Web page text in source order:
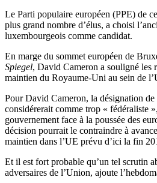
Le Parti populaire européen (PPE) de
plus grand nombre d’élus, a choisi
luxembourgeois comme candidat.
En marge du sommet européen de
Spiegel, David Cameron a souligné les
maintien du Royaume-Uni au sein de
Pour David Cameron, la désignation de
considérerait comme trop « fédéraliste
gouvernement face à la poussée des
décision pourrait le contraindre à
maintien dans l’UE prévu d’ici la fin
Et il est fort probable qu’un tel scrutin
adversaires de l’Union, ajoute